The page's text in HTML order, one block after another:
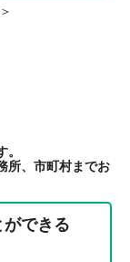
所、市町村までお
ができる